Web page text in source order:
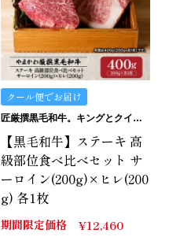
クール便でお届け
匠厳撰黒毛和牛。キングとクイーンの詰め合わせ。
【黒毛和牛】ステーキ 高
級部位食べ比べセット サ
ーロイン(200g)×ヒレ(200
g) 各1枚
期間限定価格 ¥12,460